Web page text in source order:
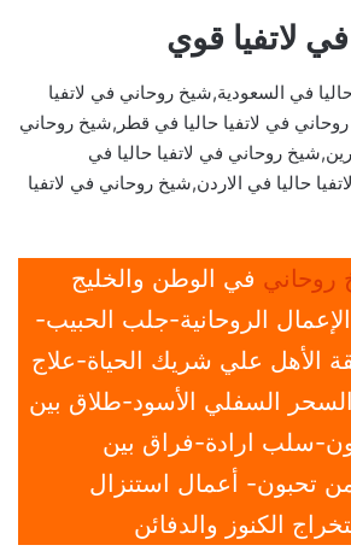
لاتفيا قوي
في السعودية,شيخ روحاني في لاتفيا
في لاتفيا حاليا في قطر,شيخ روحاني
روحاني في لاتفيا حاليا في
حاليا في الاردن,شيخ روحاني في لاتفيا
روحاني في الوطن والخليج
الروحانية-جلب الحبيب-
الأهل علي شريك الحياة-علاج
السفلي الأسود-طلاق بين
سلب ارادة-فراق بين
تحبون- أعمال استنزال
الكنوز والدفائن